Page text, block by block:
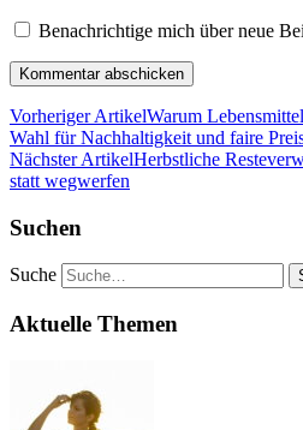
Benachrichtige mich über neue
Vorheriger ArtikelWarum
Wahl für Nachhaltigkeit und faire
Nächster ArtikelHerbstliche
statt wegwerfen
Suchen
Suche
Aktuelle Themen